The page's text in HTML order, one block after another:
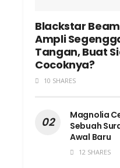
Blackstar
Ampli
Tangan, Buat
Cocoknya?
10 SHARES
Magnolia
Sebuah
Awal Baru
12 SHARES